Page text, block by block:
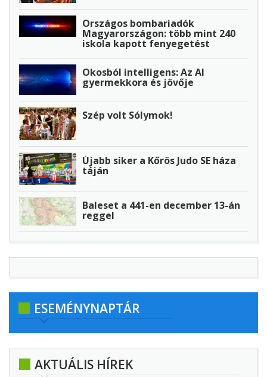
Országos bombariadók
Magyarországon: több mint 240
iskola kapott fenyegetést
Okosból intelligens: Az AI
gyermekkora és jövője
Szép volt Sólymok!
Újabb siker a Kőrös Judo SE háza
táján
Baleset a 441-en december 13-án
reggel
ESEMÉNYNAPTÁR
AKTUÁLIS HÍREK